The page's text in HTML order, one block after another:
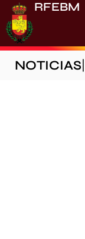
RFEBM
NOTICIAS